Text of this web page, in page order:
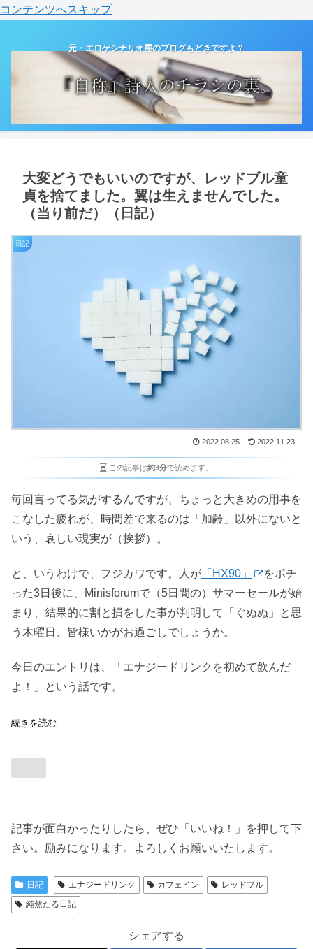
コンテンツへスキップ
元・エロゲシナリオ屋のブログもどきですよ？
大変どうでもいいのですが、レッドブル童
貞を捨てました。翼は生えませんでした。
（当り前だ）（日記）
日記
2022.08.25 2022.11.23
この記事は約3分で読めます。
毎回言ってる気がするんですが、ちょっと大きめの用事を
こなした疲れが、時間差で来るのは「加齢」以外にないと
いう、哀しい現実が（挨拶）。
と、いうわけで、フジカワです。人が 「HX90」
をポチ
った3日後に、Minisforumで（5日間の）サマーセールが始
まり、結果的に割と損をした事が判明して「ぐぬぬ」と思
う木曜日、皆様いかがお過ごしでしょうか。
今日のエントリは、「エナジードリンクを初めて飲んだ
よ！」という話です。
続きを読む
記事が面白かったりしたら、ぜひ「いいね！」を押して下
さい。励みになります。よろしくお願いいたします。
日記 エナジードリンク カフェイン
レッドブル
純然たる日記
シェアする